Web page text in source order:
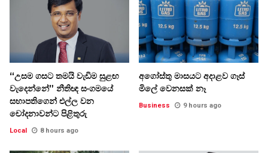
“උසම ගසට තමයි වැඩිම සුළඟ
වැදෙන්නේ” නීතිඥ සංගමයේ
සභාපතිගෙන් එල්ල වන
චෝදනාවන්ට පිළිතුරු
Local 8 hours ago
අගෝස්තු මාසයට අදාළව ගෑස්
මිලේ වෙනසක් නෑ
Business 9 hours ago